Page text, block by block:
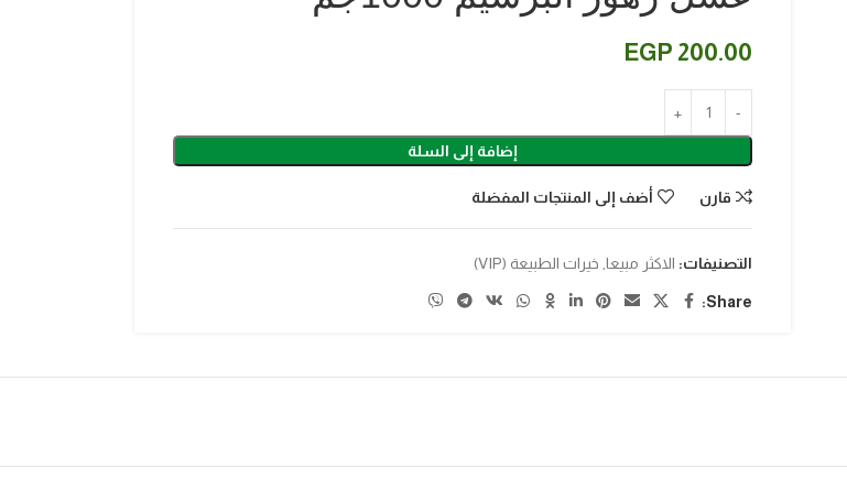
EGP 200.00
إضافة إلى السلة
قارن أضف إلى المنتجات المفضلة
التصنيفات: الاكثر مبيعا, خيرات الطبيعة (VIP)
Share: